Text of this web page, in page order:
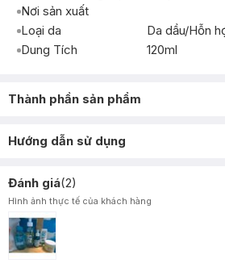
Nơi sản xuất
Loại da
Da dầu/Hỗn
Dung Tích
120ml
Thành phần sản phẩm
Hướng dẫn sử dụng
Đánh giá(2)
Hình ảnh thực tế của khách hàng